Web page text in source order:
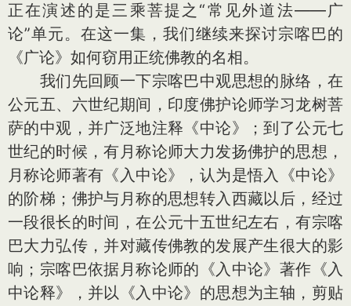
正在演述的是三乘菩提之“常见外道法——广
论”单元。在这一集，我们继续来探讨宗喀巴的
《广论》如何窃用正统佛教的名相。
我们先回顾一下宗喀巴中观思想的脉络，在
公元五、六世纪期间，印度佛护论师学习龙树菩
萨的中观，并广泛地注释《中论》；到了公元七
世纪的时候，有月称论师大力发扬佛护的思想，
月称论师著有《入中论》，认为是悟入《中论》
的阶梯；佛护与月称的思想转入西藏以后，经过
一段很长的时间，在公元十五世纪左右，有宗喀
巴大力弘传，并对藏传佛教的发展产生很大的影
响；宗喀巴依据月称论师的《入中论》著作《入
中论释》，并以《入中论》的思想为主轴，剪贴